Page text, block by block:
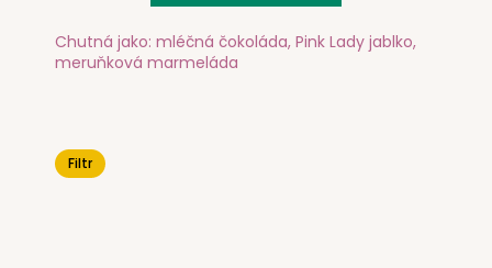
Chutná jako: mléčná čokoláda, Pink Lady jablko,
meruňková marmeláda
Filtr